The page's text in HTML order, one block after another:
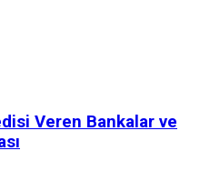
Veren Bankalar ve